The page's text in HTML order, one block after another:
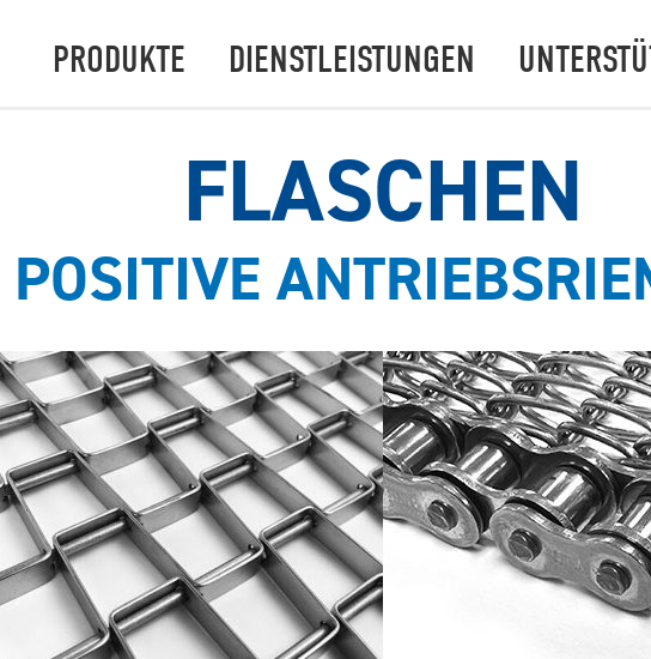
PRODUKTE DIENSTLEISTUNGEN
FLASCHEN
POSITIVE